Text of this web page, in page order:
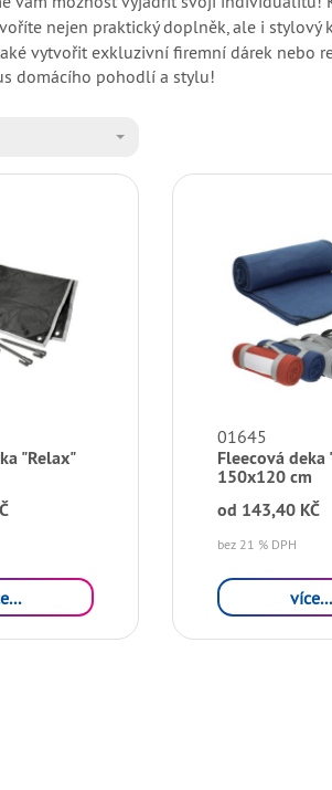
nejen praktický doplněk, ale i
vytvořit exkluzivní firemní dárek nebo
domácího pohodlí a stylu!
"Relax"
01645
Fleecová deka
150x120 cm
od 143,40 KČ
bez 21 % DPH
více...